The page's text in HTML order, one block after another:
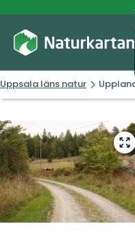
Uppsala läns natur
till